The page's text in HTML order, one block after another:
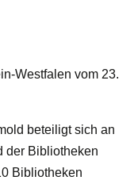
Westfalen vom 23.
beteiligt sich an
der Bibliotheken
Bibliotheken